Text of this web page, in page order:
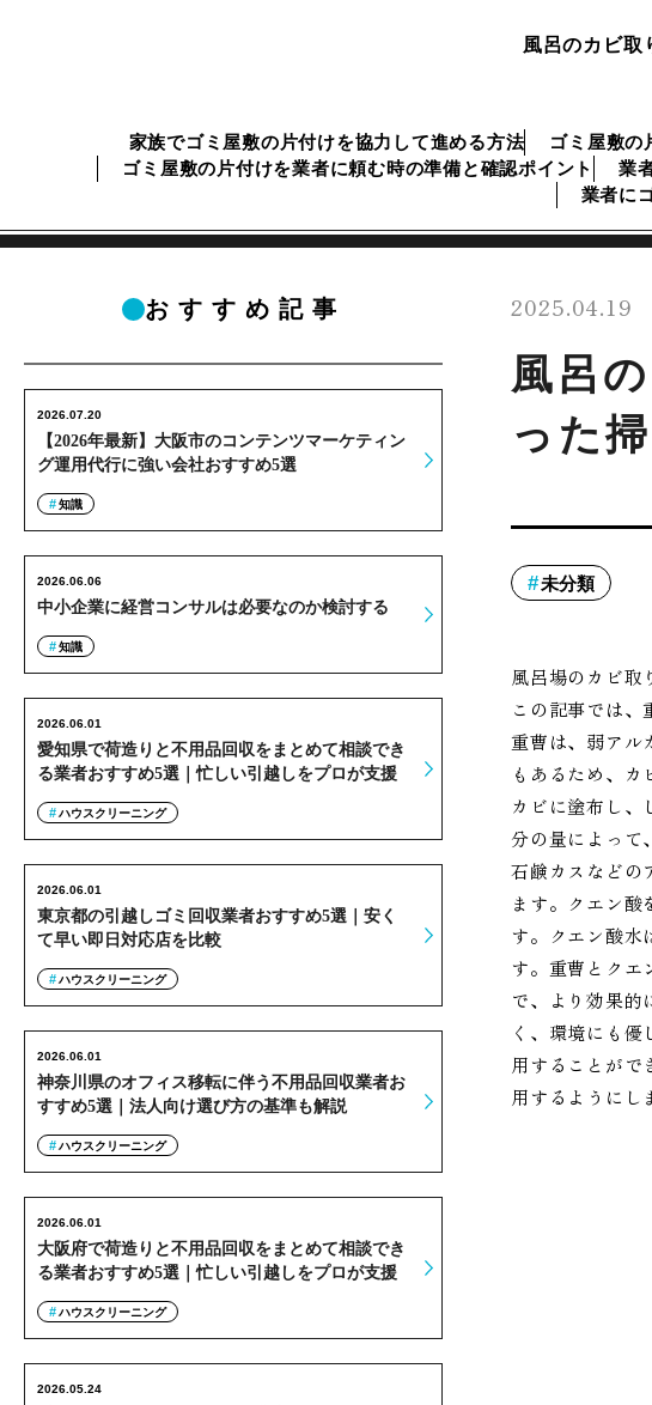
風呂のカビ取
家族でゴミ屋敷の片付けを協力して進める方法 ゴミ屋敷の
ゴミ屋敷の片付けを業者に頼む時の準備と確認ポイント
業
業者に
2025.04.19
風呂
った
未分類
風呂場のカビ取
この記事では、
重曹は、弱アル
もあるため、
カビに塗布し、
分の量によって
石鹸カスなどの
ます。クエン
す。クエン酸水
す。重曹とクエ
で、より効果的
く、環境にも
用することがで
用するようにし
おすすめ記事
【2026年最新】大阪市のコンテンツマーケティン
グ運用代行に強い会社おすすめ5選
2026.07.20
知識
中小企業に経営コンサルは必要なのか検討する
2026.06.06
知識
愛知県で荷造りと不用品回収をまとめて相談でき
る業者おすすめ5選｜忙しい引越しをプロが支援
2026.06.01
ハウスクリーニング
東京都の引越しゴミ回収業者おすすめ5選｜安く
て早い即日対応店を比較
2026.06.01
ハウスクリーニング
神奈川県のオフィス移転に伴う不用品回収業者お
すすめ5選｜法人向け選び方の基準も解説
2026.06.01
ハウスクリーニング
大阪府で荷造りと不用品回収をまとめて相談でき
る業者おすすめ5選｜忙しい引越しをプロが支援
2026.06.01
ハウスクリーニング
2026.05.24